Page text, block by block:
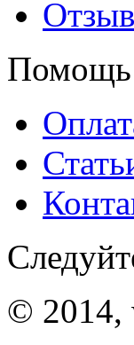
Помощь
© 2014,